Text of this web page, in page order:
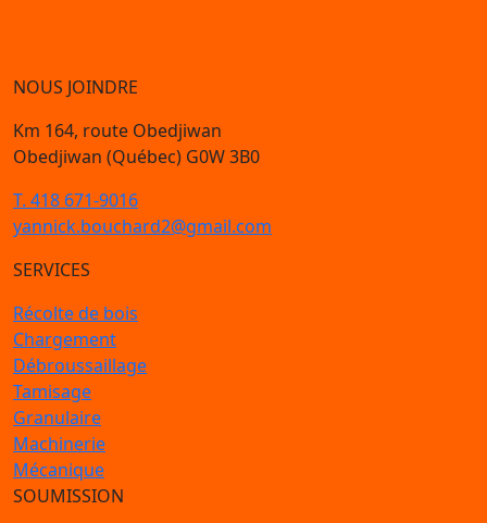
NOUS JOINDRE
Km 164, route Obedjiwan
Obedjiwan (Québec) G0W 3B0
T. 418 671-9016
yannick.bouchard2@gmail.com
SERVICES
Récolte de bois
Chargement
Débroussaillage
Tamisage
Granulaire
Machinerie
Mécanique
SOUMISSION